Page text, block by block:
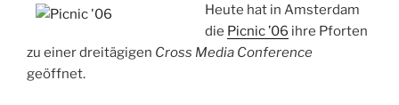
Heute hat in Amsterdam
die Picnic ’06 ihre Pforten
zu einer dreitägigen Cross Media Conference
geöffnet.